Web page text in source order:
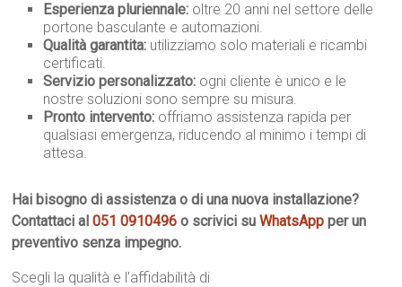
Esperienza pluriennale: oltre 20 anni nel settore delle
portone basculante e automazioni.
Qualità garantita: utilizziamo solo materiali e ricambi
certificati.
Servizio personalizzato: ogni cliente è unico e le
nostre soluzioni sono sempre su misura.
Pronto intervento: offriamo assistenza rapida per
qualsiasi emergenza, riducendo al minimo i tempi di
attesa.
Hai bisogno di assistenza o di una nuova installazione?
Contattaci al051 0910496 o scrivici suWhatsApp per un
preventivo senza impegno.
Scegli la qualità e l’affidabilità di